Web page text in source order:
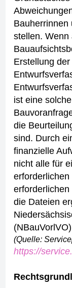
Bauherrinnen
stellen. Wenn
Erstellung
ist eine
die
sind. Durch
finanzielle
nicht alle für
die Dateien
(Quelle:
https://